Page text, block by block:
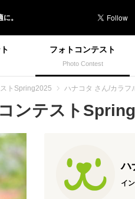
。
フォトコンテスト
Photo Contest
トSpring2025 ハナコタ さん/カラフ
ンテスト
ハ
イ